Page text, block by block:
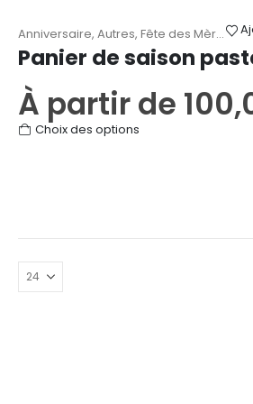
Anniversaire, Autres, Fête des Mères ,
Panier de saison
À partir de
Choix des options
Les